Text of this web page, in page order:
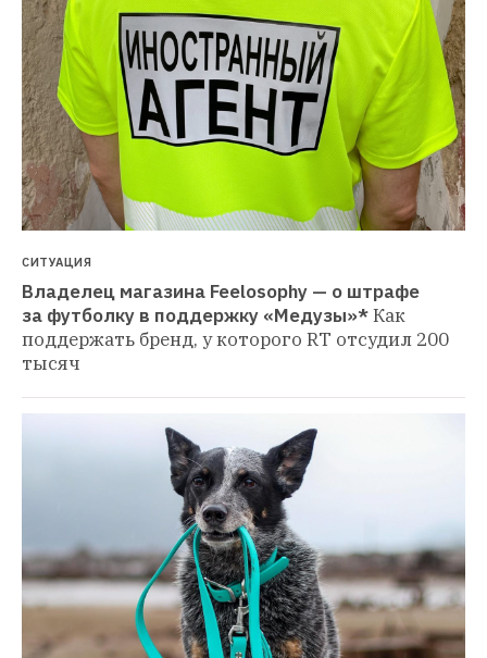
СИТУАЦИЯ
Владелец магазина Feelosophy — о штрафе
за футболку в поддержку «Медузы»*Как
поддержать бренд, у которого RT отсудил 200
тысяч